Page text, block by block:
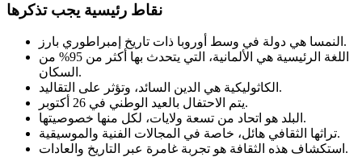
نقاط رئيسية يجب تذكرها
النمسا هي دولة في وسط أوروبا ذات تاريخ إمبراطوري بارز.
اللغة الرئيسية هي الألمانية، التي يتحدث بها أكثر من 95% من
السكان.
الكاثوليكية هي الدين السائد، وتؤثر على التقاليد.
يتم الاحتفال بالعيد الوطني في 26 أكتوبر.
البلد هو اتحاد من تسعة ولايات، لكل منها خصوصيتها.
تراثها الثقافي هائل، خاصة في المجالات الفنية والموسيقية.
استكشاف هذه الثقافة هو تجربة غامرة عبر التاريخ والعادات.